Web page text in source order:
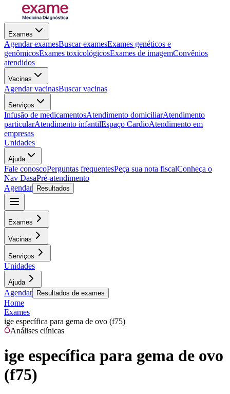
Exames
Agendar examesBuscar examesExames genéticos e
genômicosExames toxicológicosExames de imagemConvênios
atendidos
Vacinas
Agendar vacinasBuscar vacinas
Serviços
Infusão de medicamentosAtendimento domiciliarAtendimento
particularAtendimento infantilEspaço CardioAtendimento em
empresas
Unidades
Ajuda
Fale conoscoPerguntas frequentesPeça sua nota fiscalConheça o
Nav DasaPré-atendimento
Agendar
Resultados
Exames
Vacinas
Serviços
Unidades
Ajuda
Agendar Resultados de exames
Home
Exames
ige específica para gema de ovo (f75)
Análises clínicas
ige específica para gema de ovo
(f75)